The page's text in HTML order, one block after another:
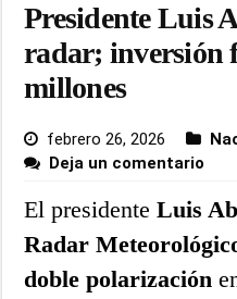
Presidente Luis
radar; inversión
millones
febrero 26, 2026
Deja un comentario
El presidenteLuis
Radar
doble polarización